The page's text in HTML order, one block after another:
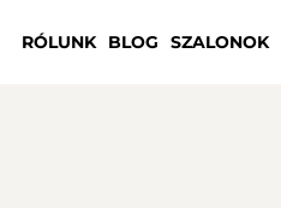
RÓLUNK BLOG SZALONOK